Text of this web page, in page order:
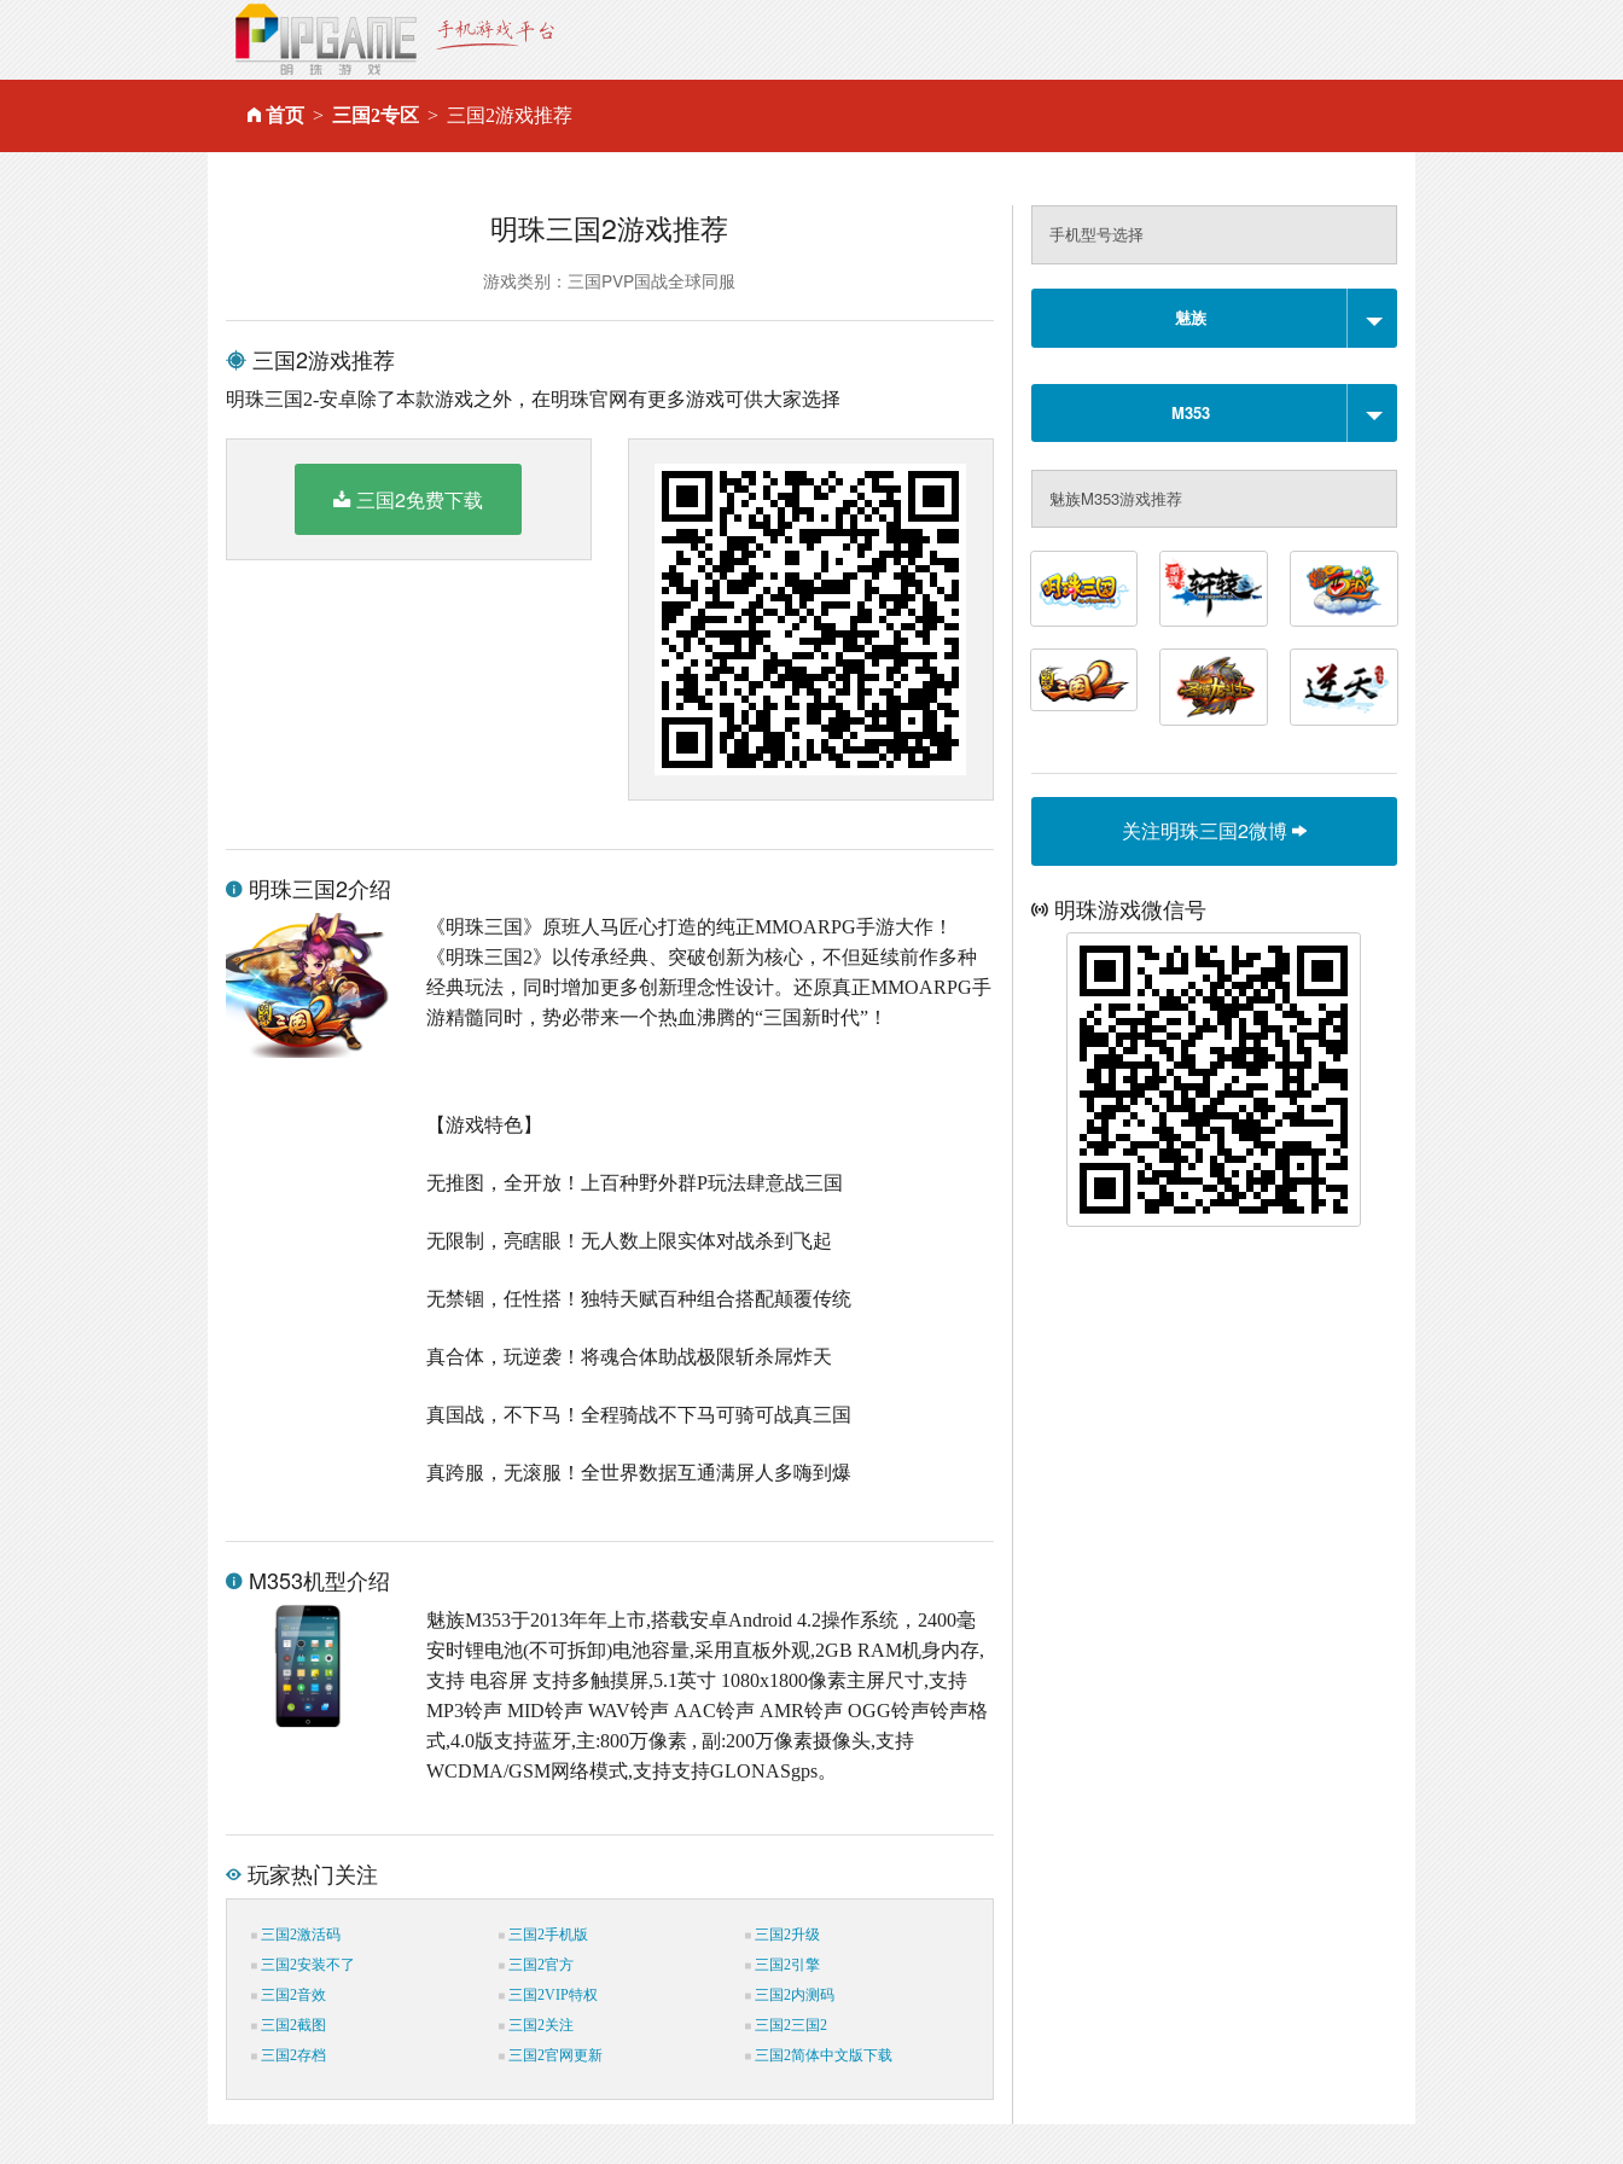
首页 三国2专区 三国2游戏推荐
明珠三国2游戏推荐
游戏类别：三国PVP国战全球同服
三国2游戏推荐
明珠三国2-安卓除了本款游戏之外，在明珠官网有更多游戏可供大家选择
三国2免费下载
明珠三国2介绍
《明珠三国》原班人马匠心打造的纯正MMOARPG手游大作！
《明珠三国2》以传承经典、突破创新为核心，不但延续前作多种
经典玩法，同时增加更多创新理念性设计。还原真正MMOARPG手
游精髓同时，势必带来一个热血沸腾的“三国新时代”！
【游戏特色】
无推图，全开放！上百种野外群P玩法肆意战三国
无限制，亮瞎眼！无人数上限实体对战杀到飞起
无禁锢，任性搭！独特天赋百种组合搭配颠覆传统
真合体，玩逆袭！将魂合体助战极限斩杀屌炸天
真国战，不下马！全程骑战不下马可骑可战真三国
真跨服，无滚服！全世界数据互通满屏人多嗨到爆
M353机型介绍
魅族M353于2013年年上市,搭载安卓Android 4.2操作系统，2400毫
安时锂电池(不可拆卸)电池容量,采用直板外观,2GB RAM机身内存,
支持 电容屏 支持多触摸屏,5.1英寸 1080x1800像素主屏尺寸,支持
MP3铃声 MID铃声 WAV铃声 AAC铃声 AMR铃声 OGG铃声铃声格
式,4.0版支持蓝牙,主:800万像素 , 副:200万像素摄像头,支持
WCDMA/GSM网络模式,支持支持GLONASgps。
玩家热门关注
三国2激活码 三国2手机版
三国2升级
三国2安装不了
三国2官方
三国2引擎
三国2音效
三国2VIP特权
三国2内测码
三国2截图
三国2关注
三国2三国2
三国2存档
三国2官网更新 三国2简体中文版下载
手机型号选择
魅族
M353
魅族M353游戏推荐
关注明珠三国2微博
明珠游戏微信号